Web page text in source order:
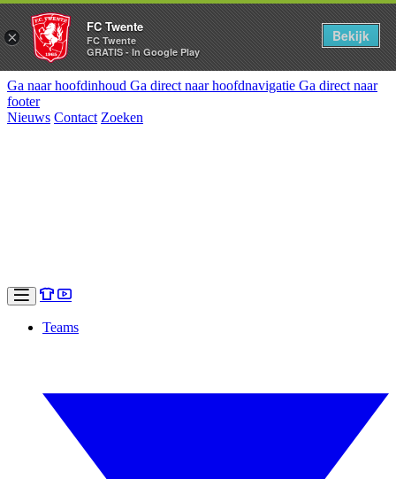
Ga naar hoofdinhoud Ga direct naar hoofdnavigatie Ga direct naar
footer
Nieuws Contact Zoeken
Teams
×
FC Twente
FC Twente
GRATIS - In Google Play
Bekijk